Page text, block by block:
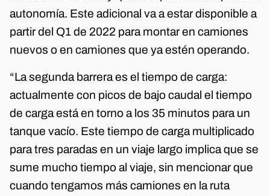
autonomía. Este adicional va a estar disponible a
partir del Q1 de 2022 para montar en camiones
nuevos o en camiones que ya estén operando.
“La segunda barrera es el tiempo de carga:
actualmente con picos de bajo caudal el tiempo
de carga está en torno a los 35 minutos para un
tanque vacío. Este tiempo de carga multiplicado
para tres paradas en un viaje largo implica que se
sume mucho tiempo al viaje, sin mencionar que
cuando tengamos más camiones en la ruta